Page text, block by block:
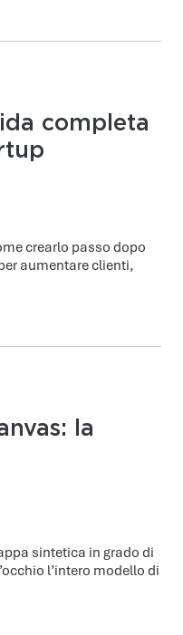
completa
crearlo passo dopo
aumentare clienti,
la
sintetica in grado di
l’intero modello di